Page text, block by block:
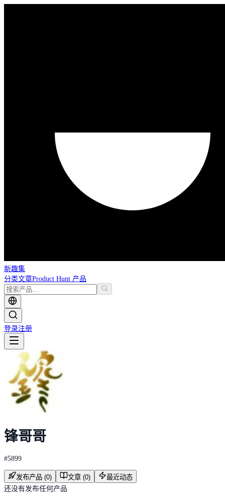
新趣集
分类文章Product Hunt 产品
登录注册
锋哥哥
#5899
发布产品 (0) 文章 (0)
最近动态
还没有发布任何产品